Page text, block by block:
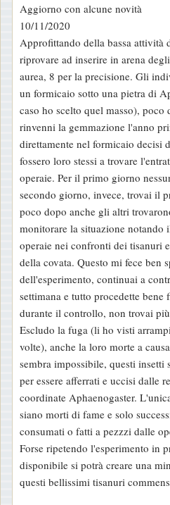
s
s
a
g
g
i
o
Aggiorno con alcune novità
10/11/2020
Approfittando della bassa attività
riprovare ad inserire in arena
aurea, 8 per la precisione. Gli
un formicaio sotto una pietra di
caso ho scelto quel masso),
rinvenni la gemmazione l'anno
direttamente nel formicaio decisi
fossero loro stessi a trovare
operaie. Per il primo giorno
secondo giorno, invece, trovai il
poco dopo anche gli altri
monitorare la situazione notando
operaie nei confronti dei tisanuri
della covata. Questo mi fece ben
dell'esperimento, continuai a
settimana e tutto procedette bene
durante il controllo, non trovai
Escludo la fuga (li ho visti
volte), anche la loro morte a
sembra impossibile, questi
per essere afferrati e uccisi dalle
coordinate Aphaenogaster.
siano morti di fame e solo
consumati o fatti a pezzzi dalle
Forse ripetendo l'esperimento in
disponibile si potrà creare una
questi bellissimi tisanuri